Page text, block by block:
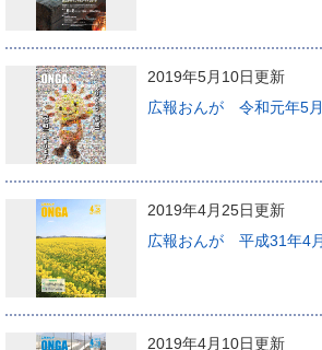
2019年5月10日更新
広報おんが 令和元年5
2019年4月25日更新
広報おんが 平成31年4
2019年4月10日更新